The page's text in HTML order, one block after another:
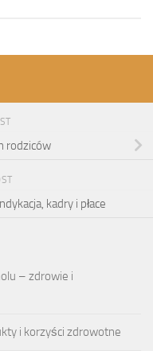
rodziców
kadry i płace
– zdrowie i
i korzyści zdrowotne